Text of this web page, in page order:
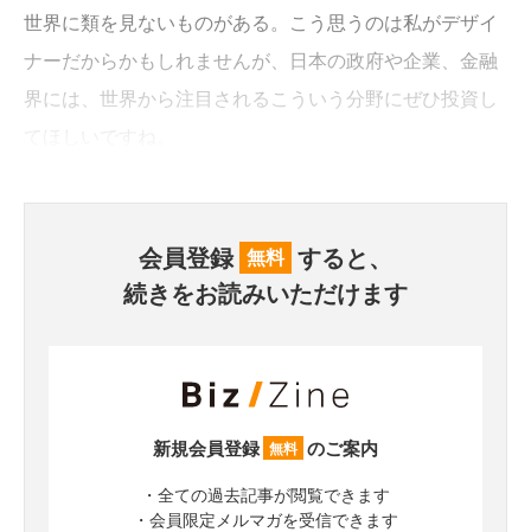
世界に類を見ないものがある。こう思うのは私がデザイ
ナーだからかもしれませんが、日本の政府や企業、金融
界には、世界から注目されるこういう分野にぜひ投資し
会員登録 無料 すると、
続きをお読みいただけます
新規会員登録 無料 のご案内
・全ての過去記事が閲覧できます
・会員限定メルマガを受信できます